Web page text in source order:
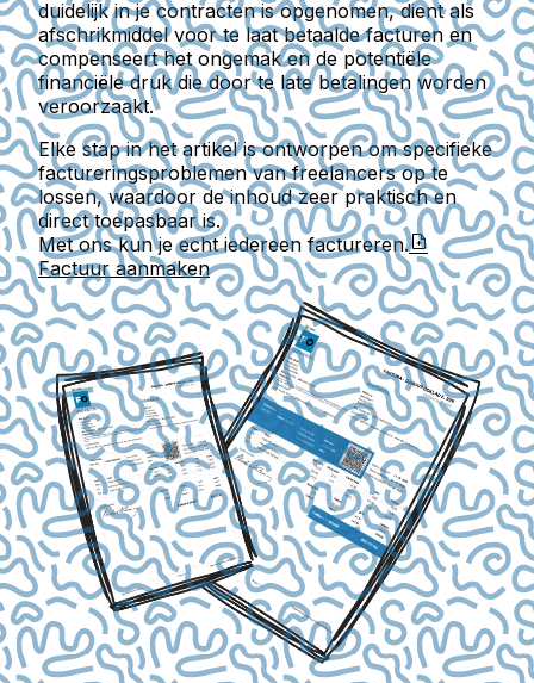
duidelijk in je contracten is opgenomen, dient als
afschrikmiddel voor te laat betaalde facturen en
compenseert het ongemak en de potentiële
financiële druk die door te late betalingen worden
veroorzaakt.
Elke stap in het artikel is ontworpen om specifieke
factureringsproblemen van freelancers op te
lossen, waardoor de inhoud zeer praktisch en
direct toepasbaar is.
Met ons kun je echt iedereen factureren.
Factuur aanmaken